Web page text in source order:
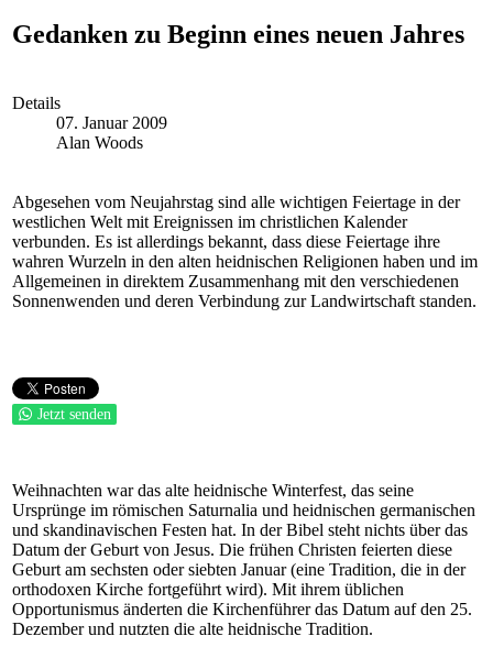
Gedanken zu Beginn eines neuen Jahres
Details
07. Januar 2009
Alan Woods
Abgesehen vom Neujahrstag sind alle wichtigen Feiertage in der
westlichen Welt mit Ereignissen im christlichen Kalender
verbunden. Es ist allerdings bekannt, dass diese Feiertage ihre
wahren Wurzeln in den alten heidnischen Religionen haben und im
Allgemeinen in direktem Zusammenhang mit den verschiedenen
Sonnenwenden und deren Verbindung zur Landwirtschaft standen.
Jetzt senden
Weihnachten war das alte heidnische Winterfest, das seine
Ursprünge im römischen Saturnalia und heidnischen germanischen
und skandinavischen Festen hat. In der Bibel steht nichts über das
Datum der Geburt von Jesus. Die frühen Christen feierten diese
Geburt am sechsten oder siebten Januar (eine Tradition, die in der
orthodoxen Kirche fortgeführt wird). Mit ihrem üblichen
Opportunismus änderten die Kirchenführer das Datum auf den 25.
Dezember und nutzten die alte heidnische Tradition.